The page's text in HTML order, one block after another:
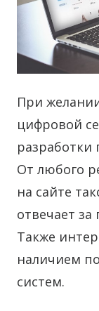
При
цифровой
разработки
От любого
на сайте
отвечает
Также
наличием
систем.